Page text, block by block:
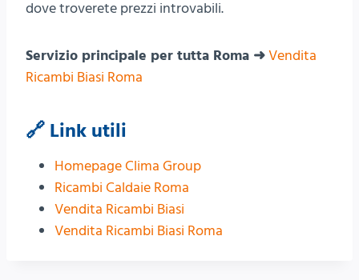
dove troverete prezzi introvabili.
Servizio principale per tutta Roma ➜Vendita
Ricambi Biasi Roma
🔗 Link utili
Homepage Clima Group
Ricambi Caldaie Roma
Vendita Ricambi Biasi
Vendita Ricambi Biasi Roma